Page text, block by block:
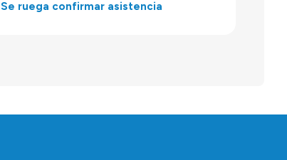
Se ruega confirmar asistencia